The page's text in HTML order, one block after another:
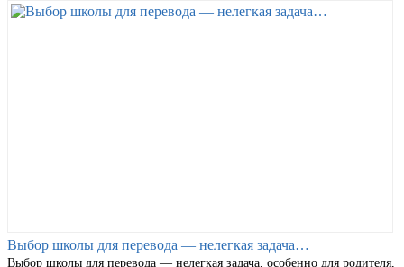
Выбор школы для перевода — нелегкая задача…
Выбор школы для перевода — нелегкая задача, особенно для родителя,